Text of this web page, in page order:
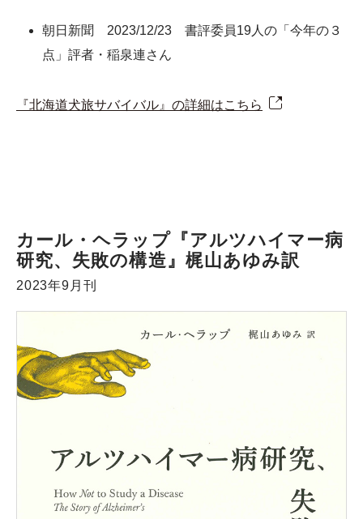
朝日新聞 2023/12/23 書評委員19人の「今年の３
点」評者・稲泉連さん
『北海道犬旅サバイバル』の詳細はこちら
カール・ヘラップ『アルツハイマー病
研究、失敗の構造』梶山あゆみ訳
2023年9月刊